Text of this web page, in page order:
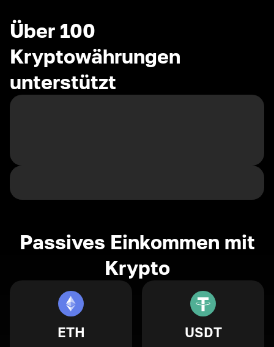
Über 100
Kryptowährungen
unterstützt
Passives Einkommen mit
Krypto
ETH USDT